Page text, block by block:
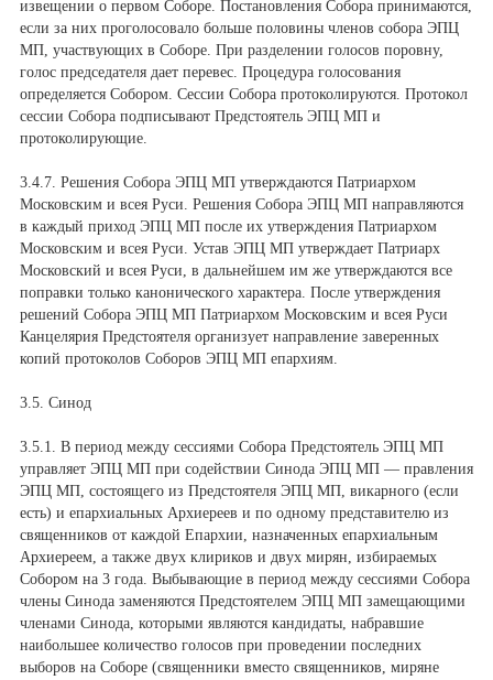
извещении о первом Соборе. Постановления Собора принимаются,
если за них проголосовало больше половины членов собора ЭПЦ
МП, участвующих в Соборе. При разделении голосов поровну,
голос председателя дает перевес. Процедура голосования
определяется Собором. Сессии Собора протоколируются. Протокол
сессии Собора подписывают Предстоятель ЭПЦ МП и
протоколирующие.
3.4.7. Решения Собора ЭПЦ МП утверждаются Патриархом
Московским и всея Руси. Решения Собора ЭПЦ МП направляются
в каждый приход ЭПЦ МП после их утверждения Патриархом
Московским и всея Руси. Устав ЭПЦ МП утверждает Патриарх
Московский и всея Руси, в дальнейшем им же утверждаются все
поправки только канонического характера. После утверждения
решений Собора ЭПЦ МП Патриархом Московским и всея Руси
Канцелярия Предстоятеля организует направление заверенных
копий протоколов Соборов ЭПЦ МП епархиям.
3.5. Синод
3.5.1. В период между сессиями Собора Предстоятель ЭПЦ МП
управляет ЭПЦ МП при содействии Синода ЭПЦ МП — правления
ЭПЦ МП, состоящего из Предстоятеля ЭПЦ МП, викарного (если
есть) и епархиальных Архиереев и по одному представителю из
священников от каждой Епархии, назначенных епархиальным
Архиереем, а также двух клириков и двух мирян, избираемых
Собором на 3 года. Выбывающие в период между сессиями Собора
члены Синода заменяются Предстоятелем ЭПЦ МП замещающими
членами Синода, которыми являются кандидаты, набравшие
наибольшее количество голосов при проведении последних
выборов на Соборе (священники вместо священников, миряне